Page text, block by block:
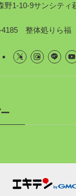
野1-10-9サンシティ
整体処りら福